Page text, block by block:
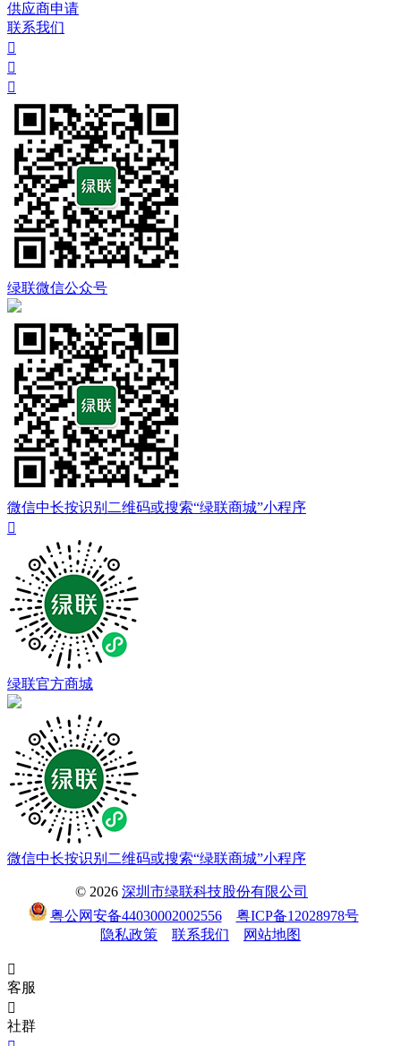
供应商申请
联系我们



绿联微信公众号
微信中长按识别二维码或搜索“绿联商城”小程序

绿联官方商城
微信中长按识别二维码或搜索“绿联商城”小程序
© 2026 深圳市绿联科技股份有限公司
粤公网安备44030002002556
粤ICP备12028978号
隐私政策
联系我们 网站地图

客服

社群